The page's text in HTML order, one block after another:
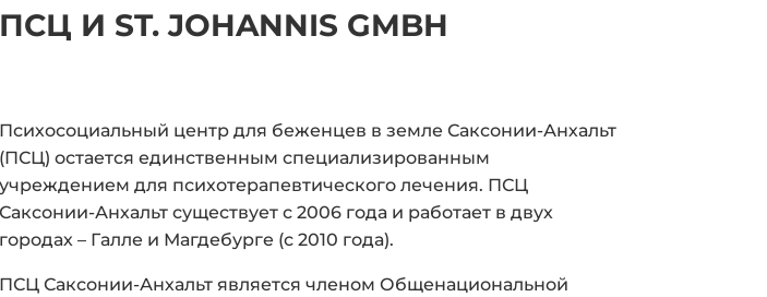
ПСЦ И ST. JOHANNIS GMBH
Психосоциальный центр для беженцев в земле Саксонии-Анхальт
(ПСЦ) остается единственным специализированным
учреждением для психотерапевтического лечения. ПСЦ
Саксонии-Анхальт существует с 2006 года и работает в двух
городах – Галле и Магдебурге (с 2010 года).
ПСЦ Саксонии-Анхальт является членом Общенациональной